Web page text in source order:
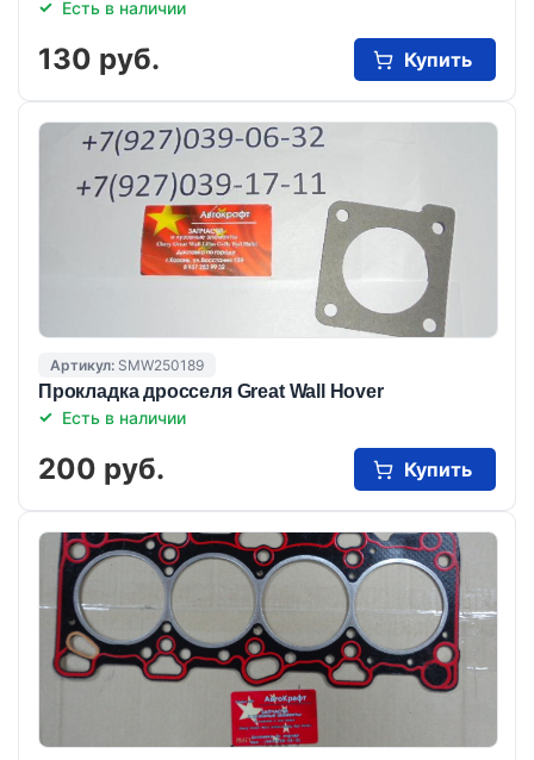
Есть в наличии
130 руб. Купить
Артикул: SMW250189
Прокладка дросселя Great Wall Hover
Есть в наличии
200 руб. Купить